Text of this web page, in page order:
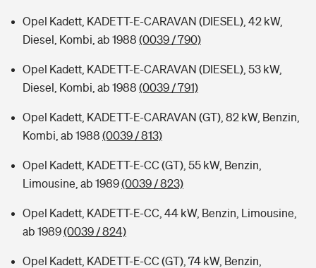
Opel Kadett, KADETT-E-CARAVAN (DIESEL), 42 kW,
Diesel, Kombi, ab 1988 (0039 / 790)
Opel Kadett, KADETT-E-CARAVAN (DIESEL), 53 kW,
Diesel, Kombi, ab 1988 (0039 / 791)
Opel Kadett, KADETT-E-CARAVAN (GT), 82 kW, Benzin,
Kombi, ab 1988 (0039 / 813)
Opel Kadett, KADETT-E-CC (GT), 55 kW, Benzin,
Limousine, ab 1989(0039 / 823)
Opel Kadett, KADETT-E-CC, 44 kW, Benzin, Limousine,
ab 1989(0039 / 824)
Opel Kadett, KADETT-E-CC (GT), 74 kW, Benzin,